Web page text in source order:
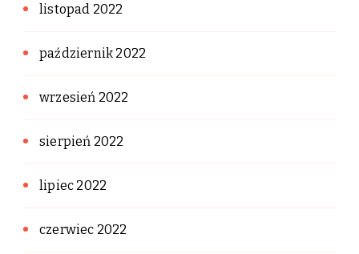
listopad 2022
październik 2022
wrzesień 2022
sierpień 2022
lipiec 2022
czerwiec 2022